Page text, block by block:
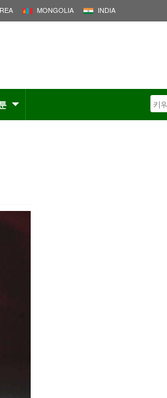
MONGOLIA INDIA